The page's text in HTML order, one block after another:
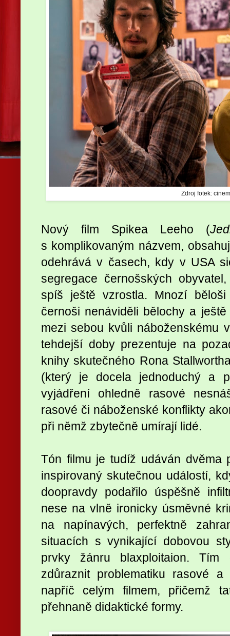
Zdroj fotek:
Nový film Spikea Leeho (
s komplikovaným názvem,
odehrává v časech, kdy v USA
segregace černošských
spíš ještě vzrostla. Mnozí
černoši nenáviděli bělochy a
mezi sebou kvůli náboženskému
tehdejší doby prezentuje na
knihy skutečného Rona
(který je docela jednoduchý a
vyjádření ohledně rasové
rasové či náboženské konflikty
při němž zbytečně umírají lidé.
Tón filmu je tudíž udáván dvěma
inspirovaný skutečnou událostí,
doopravdy podařilo úspěšně
nese na vlně ironicky úsměvné
na napínavých, perfektně
situacích s vynikající dobovou
prvky žánru blaxploitaion.
zdůraznit problematiku rasové a
napříč celým filmem, přičemž
přehnaně didaktické formy.